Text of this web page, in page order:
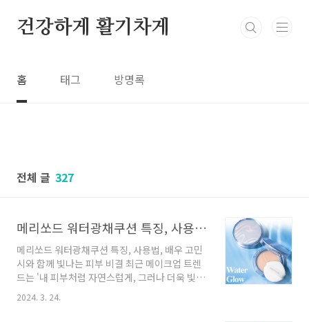
건강하게 활기차게
홈 태그 방명록
전체 글 327
메리쏘드 워터광채쿠션 특징, 사용법, 배우 고민시와 함께 빛나는 피부 비결
메리쏘드 워터광채쿠션 특징, 사용법, 배우 고민
시와 함께 빛나는 피부 비결 최근 메이크업 트렌
드는 '내 피부처럼 자연스럽게, 그러나 더욱 빛나
게'를 모토로 하는 제품들이 주목 받고 있습니다.
이러한 트렌드를 선도하는 메이크업 전문 브랜
2024. 3. 24.